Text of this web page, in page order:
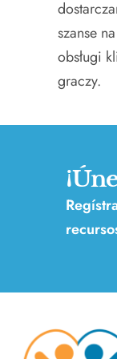
szanse
obsługi
graczy.